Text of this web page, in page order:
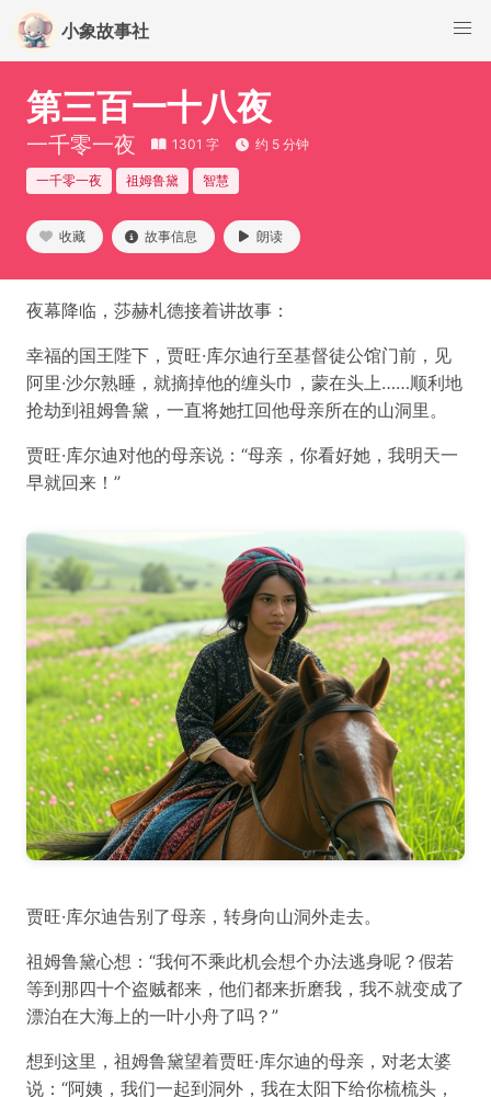
小象故事社
第三百一十八夜
一千零一夜 1301 字 约 5 分钟
一千零一夜 祖姆鲁黛 智慧
收藏 故事信息 朗读
夜幕降临，莎赫札德接着讲故事：
幸福的国王陛下，贾旺·库尔迪行至基督徒公馆门前，见
阿里·沙尔熟睡，就摘掉他的缠头巾，蒙在头上……顺利地
抢劫到祖姆鲁黛，一直将她扛回他母亲所在的山洞里。
贾旺·库尔迪对他的母亲说：“母亲，你看好她，我明天一
早就回来！”
贾旺·库尔迪告别了母亲，转身向山洞外走去。
祖姆鲁黛心想：“我何不乘此机会想个办法逃身呢？假若
等到那四十个盗贼都来，他们都来折磨我，我不就变成了
漂泊在大海上的一叶小舟了吗？”
想到这里，祖姆鲁黛望着贾旺·库尔迪的母亲，对老太婆
说：“阿姨，我们一起到洞外，我在太阳下给你梳梳头，